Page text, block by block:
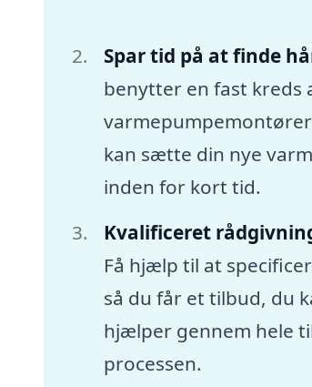
Spar tid på at finde
benytter en fast kreds
varmepumpemontører
kan sætte din nye
inden for kort tid.
Kvalificeret
Få hjælp til at
så du får et tilbud, du
hjælper gennem hele
processen.